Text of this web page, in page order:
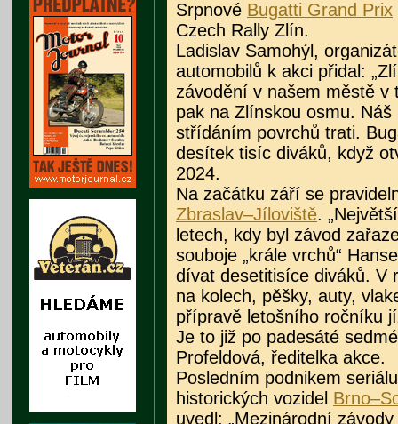
Srpnové Bugatti Grand Prix
Czech Rally Zlín.
Ladislav Samohýl,
automobilů k akci přidal:
závodění v našem městě v
pak na Zlínskou osmu.
střídáním povrchů trati.
desítek tisíc diváků, když
2024.
Na začátku září se
Zbraslav–Jíloviště.
letech, kdy byl závod
souboje „krále vrchů“
dívat desetitisíce diváků. V
na kolech, pěšky, auty,
přípravě letošního ročníku
Je to již po padesáté
Profeldová, ředitelka akce.
Posledním podnikem
historických vozidel
uvedl: „Mezinárodní